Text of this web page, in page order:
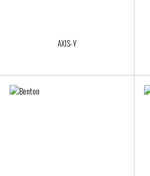
AXIS-Y